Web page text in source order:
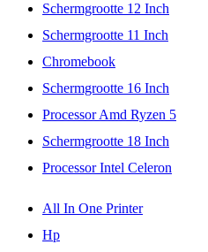
Schermgrootte 12 Inch
Schermgrootte 11 Inch
Chromebook
Schermgrootte 16 Inch
Processor Amd Ryzen 5
Schermgrootte 18 Inch
Processor Intel Celeron
All In One Printer
Hp